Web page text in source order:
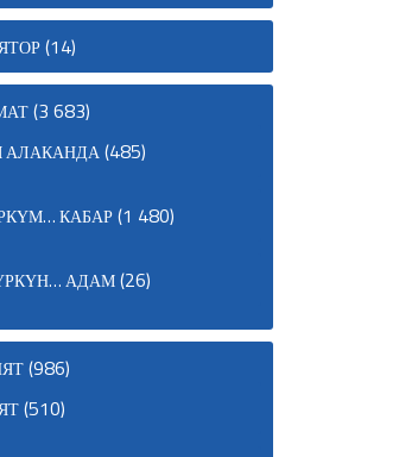
(14)
(3 683)
АЛАКАНДА(485)
КАБАР(1 480)
АДАМ(26)
(986)
(510)